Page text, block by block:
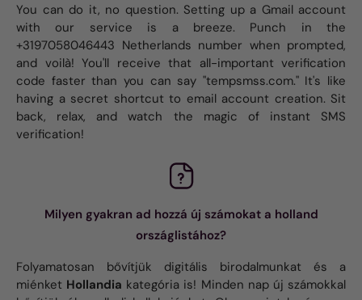
You can do it, no question. Setting up a Gmail account
with our service is a breeze. Punch in the
+3197058046443 Netherlands number when prompted,
and voilà! You'll receive that all-important verification
code faster than you can say "tempsmss.com." It's like
having a secret shortcut to email account creation. Sit
back, relax, and watch the magic of instant SMS
verification!
Milyen gyakran ad hozzá új számokat a holland
országlistához?
Folyamatosan bővítjük digitális birodalmunkat és a
miénket Hollandia kategória is! Minden nap új számokkal